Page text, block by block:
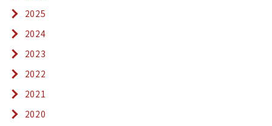
2025
2024
2023
2022
2021
2020